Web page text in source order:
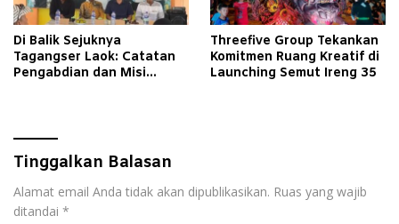
Di Balik Sejuknya
Tagangser Laok: Catatan
Pengabdian dan Misi
Threefive Group Tekankan
Komitmen Ruang Kreatif di
Launching Semut Ireng 35
Tinggalkan Balasan
Alamat email Anda tidak akan dipublikasikan. Ruas yang wajib
ditandai *